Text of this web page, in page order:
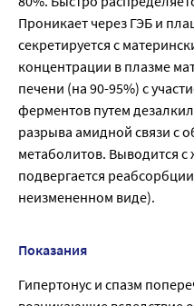
Проникает через ГЭБ и
секретируется с
концентрации в плазме
печени (на 90-95%) с
ферментов путем
разрыва амидной связи с
метаболитов. Выводится
подвергается
неизмененном виде).
Показания
Гипертонус и спазм